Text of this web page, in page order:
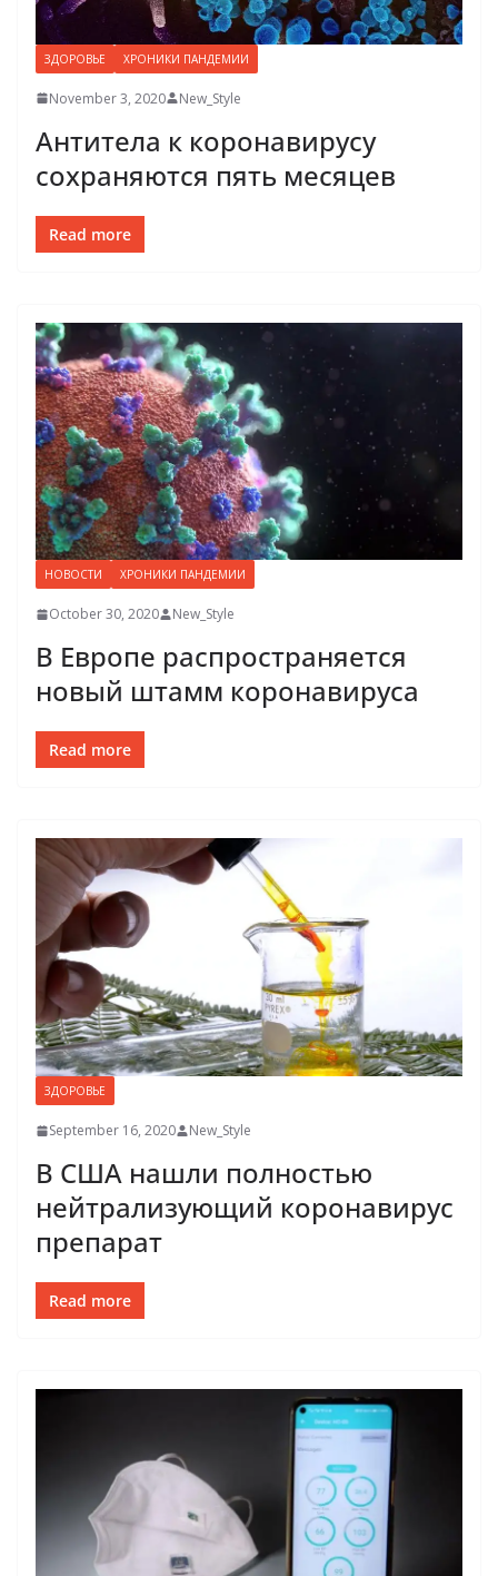
ЗДОРОВЬЕ ХРОНИКИ ПАНДЕМИИ
November 3, 2020 New_Style
Антитела к коронавирусу
сохраняются пять месяцев
Read more
НОВОСТИ ХРОНИКИ ПАНДЕМИИ
October 30, 2020 New_Style
В Европе распространяется
новый штамм коронавируса
Read more
ЗДОРОВЬЕ
September 16, 2020 New_Style
В США нашли полностью
нейтрализующий коронавирус
препарат
Read more